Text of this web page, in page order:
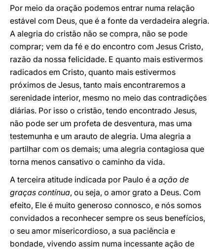
Por meio da oração podemos entrar numa relação
estável com Deus, que é a fonte da verdadeira alegria.
A alegria do cristão não se compra, não se pode
comprar; vem da fé e do encontro com Jesus Cristo,
razão da nossa felicidade. E quanto mais estivermos
radicados em Cristo, quanto mais estivermos
próximos de Jesus, tanto mais encontraremos a
serenidade interior, mesmo no meio das contradições
diárias. Por isso o cristão, tendo encontrado Jesus,
não pode ser um profeta de desventura, mas uma
testemunha e um arauto de alegria. Uma alegria a
partilhar com os demais; uma alegria contagiosa que
torna menos cansativo o caminho da vida.
A terceira atitude indicada por Paulo é a ação de
graças contínua, ou seja, o amor grato a Deus. Com
efeito, Ele é muito generoso connosco, e nós somos
convidados a reconhecer sempre os seus benefícios,
o seu amor misericordioso, a sua paciência e
bondade, vivendo assim numa incessante ação de